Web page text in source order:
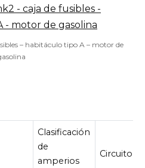
– habitáculo tipo A – motor de
Clasificación
de
amperios
Circuito